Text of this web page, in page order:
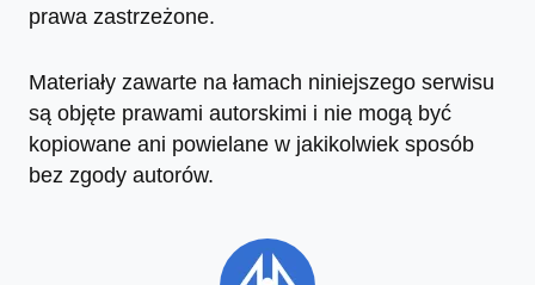
prawa zastrzeżone.
Materiały zawarte na łamach niniejszego serwisu
są objęte prawami autorskimi i nie mogą być
kopiowane ani powielane w jakikolwiek sposób
bez zgody autorów.